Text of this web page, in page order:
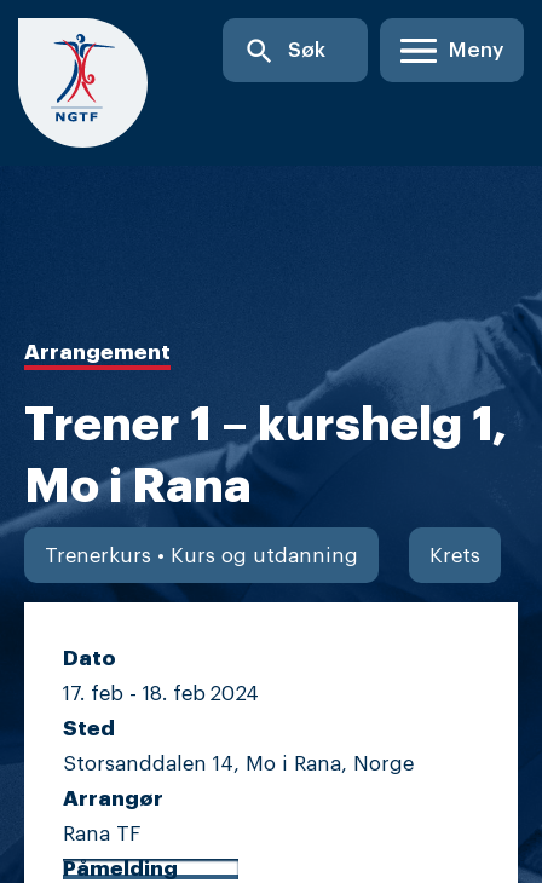
Skip
content
search Søk Meny
Arrangement
Trener 1 – kurshelg 1,
Mo i Rana
Trenerkurs • Kurs og utdanning Krets
Dato
17. feb - 18. feb 2024
Sted
Storsanddalen 14, Mo i Rana, Norge
Arrangør
Rana TF
Påmelding